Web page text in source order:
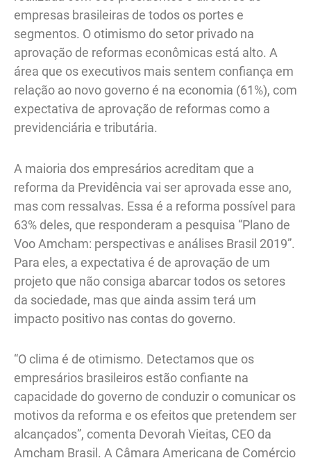
empresas brasileiras de todos os portes e
segmentos. O otimismo do setor privado na
aprovação de reformas econômicas está alto. A
área que os executivos mais sentem confiança em
relação ao novo governo é na economia (61%), com
expectativa de aprovação de reformas como a
previdenciária e tributária.
A maioria dos empresários acreditam que a
reforma da Previdência vai ser aprovada esse ano,
mas com ressalvas. Essa é a reforma possível para
63% deles, que responderam a pesquisa “Plano de
Voo Amcham: perspectivas e análises Brasil 2019”.
Para eles, a expectativa é de aprovação de um
projeto que não consiga abarcar todos os setores
da sociedade, mas que ainda assim terá um
impacto positivo nas contas do governo.
“O clima é de otimismo. Detectamos que os
empresários brasileiros estão confiante na
capacidade do governo de conduzir o comunicar os
motivos da reforma e os efeitos que pretendem ser
alcançados”, comenta Devorah Vieitas, CEO da
Amcham Brasil. A Câmara Americana de Comércio